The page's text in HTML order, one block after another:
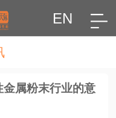
EN
属粉末行业的意